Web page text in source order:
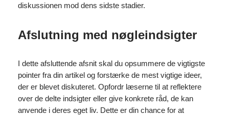
diskussionen mod dens sidste stadier.
Afslutning med nøgleindsigter
I dette afsluttende afsnit skal du opsummere de vigtigste
pointer fra din artikel og forstærke de mest vigtige ideer,
der er blevet diskuteret. Opfordr læserne til at reflektere
over de delte indsigter eller give konkrete råd, de kan
anvende i deres eget liv. Dette er din chance for at